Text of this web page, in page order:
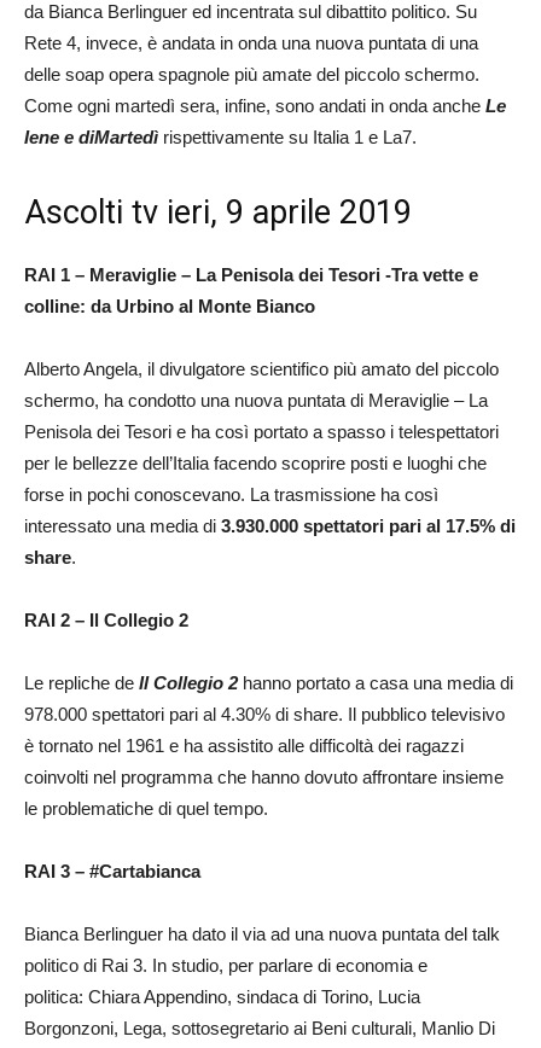
da Bianca Berlinguer ed incentrata sul dibattito politico. Su
Rete 4, invece, è andata in onda una nuova puntata di una
delle soap opera spagnole più amate del piccolo schermo.
Come ogni martedì sera, infine, sono andati in onda anche Le
Iene e diMartedì rispettivamente su Italia 1 e La7.
Ascolti tv ieri, 9 aprile 2019
RAI 1 – Meraviglie – La Penisola dei Tesori -Tra vette e
colline: da Urbino al Monte Bianco
Alberto Angela, il divulgatore scientifico più amato del piccolo
schermo, ha condotto una nuova puntata di Meraviglie – La
Penisola dei Tesori e ha così portato a spasso i telespettatori
per le bellezze dell’Italia facendo scoprire posti e luoghi che
forse in pochi conoscevano. La trasmissione ha così
interessato una media di 3.930.000 spettatori pari al 17.5% di
share.
RAI 2 – Il Collegio 2
Le repliche de Il Collegio 2hanno portato a casa una media di
978.000 spettatori pari al 4.30% di share. Il pubblico televisivo
è tornato nel 1961 e ha assistito alle difficoltà dei ragazzi
coinvolti nel programma che hanno dovuto affrontare insieme
le problematiche di quel tempo.
RAI 3 – #Cartabianca
Bianca Berlinguer ha dato il via ad una nuova puntata del talk
politico di Rai 3. In studio, per parlare di economia e
politica: Chiara Appendino, sindaca di Torino, Lucia
Borgonzoni, Lega, sottosegretario ai Beni culturali, Manlio Di